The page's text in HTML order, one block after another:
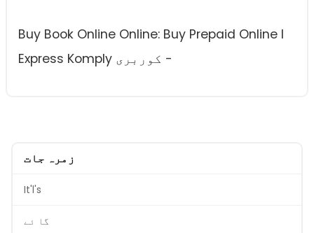
Buy Book Online Online: Buy Prepaid Online I
Express Komply کوربری -
زمرہ جات
It'l's
گا ئے